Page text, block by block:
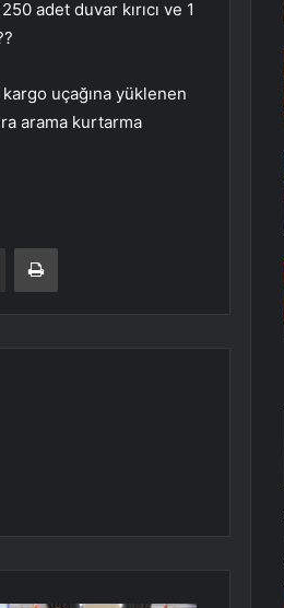
adet duvar kırıcı ve 1
uçağına yüklenen
arama kurtarma
E-Posta ile paylaş Yazdır